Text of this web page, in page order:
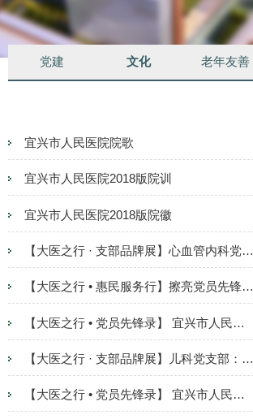
党建 文化 老年友善
宜兴市人民医院院歌
宜兴市人民医院2018版院训
宜兴市人民医院2018版院徽
【大医之行 · 支部品牌展】心血管内科党支部：“愈”见初心
【大医之行 • 惠民服务行】擦亮党员先锋岗，门诊服务持续“升温”
【大医之行 • 党员先锋录】 宜兴市人民医院医疗集团优秀党员风采第三期
【大医之行 · 支部品牌展】儿科党支部：童护先锋，医心护航
【大医之行 • 党员先锋录】 宜兴市人民医院医疗集团优秀党员风采第二期